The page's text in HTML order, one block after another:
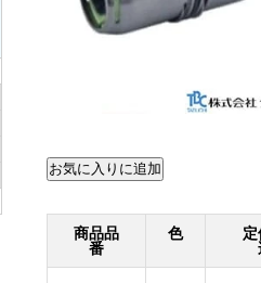
商品品
番
色